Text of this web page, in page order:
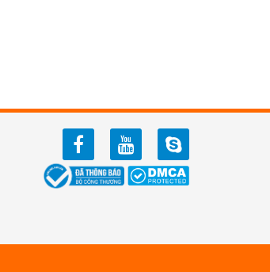
facebookyoutube zalo